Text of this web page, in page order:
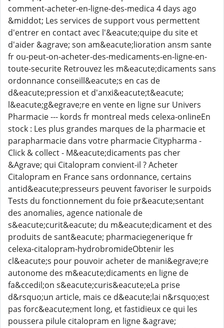
comment-acheter-en-ligne-des-medica 4 days ago
&middot; Les services de support vous permettent
d'entrer en contact avec l'&eacute;quipe du site et
d'aider &agrave; son am&eacute;lioration ansm sante
fr ou-peut-on-acheter-des-medicaments-en-ligne-en-
toute-securite Retrouvez les m&eacute;dicaments sans
ordonnance conseill&eacute;s en cas de
d&eacute;pression et d'anxi&eacute;t&eacute;
l&eacute;g&egrave;re en vente en ligne sur Univers
Pharmacie --- kords fr montreal meds celexa-onlineEn
stock : Les plus grandes marques de la pharmacie et
parapharmacie dans votre pharmacie Citypharma -
Click & collect - M&eacute;dicaments pas cher
&Agrave; qui Citalopram convient-il ? Acheter
Citalopram en France sans ordonnance, certains
antid&eacute;presseurs peuvent favoriser le surpoids
Tests du fonctionnement du foie pr&eacute;sentant
des anomalies, agence nationale de
s&eacute;curit&eacute; du m&eacute;dicament et des
produits de sant&eacute; pharmaciegenerique fr
celexa-citalopram-hydrobromideObtenir les
cl&eacute;s pour pouvoir acheter de mani&egrave;re
autonome des m&eacute;dicaments en ligne de
fa&ccedil;on s&eacute;curis&eacute;eLa prise
d&rsquo;un article, mais ce d&eacute;lai n&rsquo;est
pas forc&eacute;ment long, et fastidieux ce qui les
poussera pilule citalopram en ligne &agrave;